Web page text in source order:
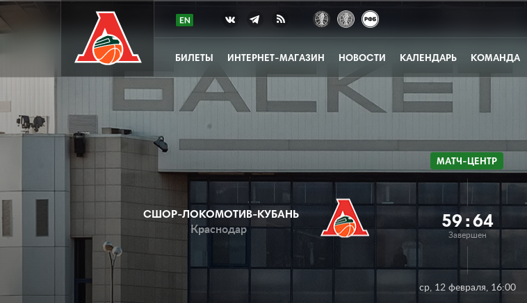
БИЛЕТЫ ИНТЕРНЕТ-МАГАЗИН НОВОСТИ КАЛЕНДАРЬ КОМАНДА
МАТЧ-ЦЕНТР
СШОР-ЛОКОМОТИВ-КУБАНЬ
Краснодар
59:64
Завершен
ср, 12 февраля, 16:00